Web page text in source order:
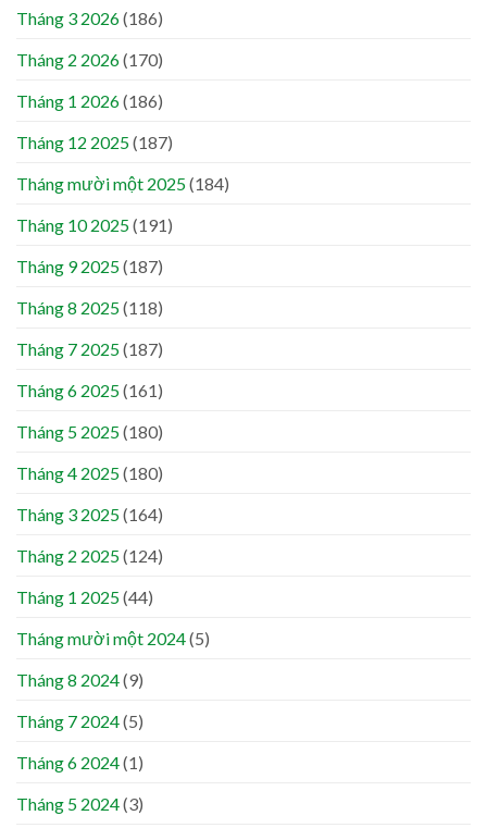
Tháng 3 2026(186)
Tháng 2 2026(170)
Tháng 1 2026(186)
Tháng 12 2025(187)
Tháng mười một 2025(184)
Tháng 10 2025(191)
Tháng 9 2025(187)
Tháng 8 2025(118)
Tháng 7 2025(187)
Tháng 6 2025(161)
Tháng 5 2025(180)
Tháng 4 2025(180)
Tháng 3 2025(164)
Tháng 2 2025(124)
Tháng 1 2025(44)
Tháng mười một 2024(5)
Tháng 8 2024(9)
Tháng 7 2024(5)
Tháng 6 2024(1)
Tháng 5 2024(3)